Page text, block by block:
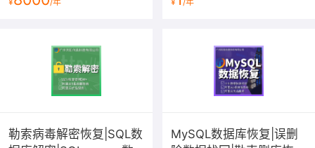
idb数据库文件恢复【君
疑修复服务
勒索病毒解密恢复|SQL数
MySQL数据库恢复|误删